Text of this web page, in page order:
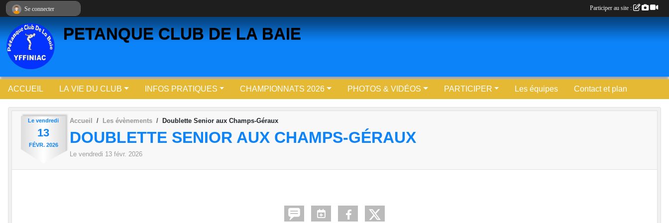
PETANQUE CLUB DE LA BAIE
ACCUEIL LA VIE DU CLUB INFOS PRATIQUES CHAMPIONNATS 2026 PHOTOS & VIDÉOS PARTICIPER Les équipes Contact et plan
Le vendredi
13
FÉVR. 2026
Accueil Les évènements Doublette Senior aux Champs-Géraux
DOUBLETTE SENIOR AUX CHAMPS-GÉRAUX
Le vendredi 13 févr. 2026
Se connecter Participer au site :
Panneau de gestion des cookies